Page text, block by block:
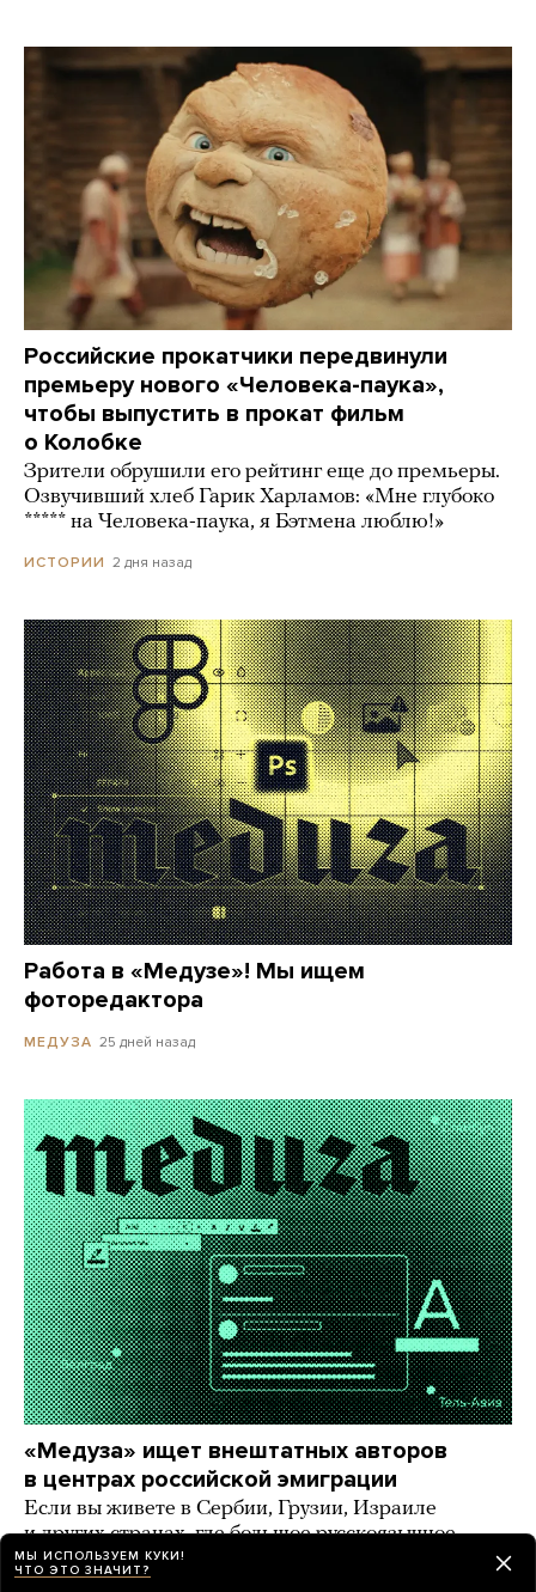
Российские прокатчики передвинули
премьеру нового «Человека-паука»,
чтобы выпустить в прокат фильм
о Колобке
Зрители обрушили его рейтинг еще до премьеры.
Озвучивший хлеб Гарик Харламов: «Мне глубоко
***** на Человека-паука, я Бэтмена люблю!»
ИСТОРИИ 2 дня назад
Работа в «Медузе»! Мы ищем
фоторедактора
МЕДУЗА 25 дней назад
«Медуза» ищет внештатных авторов
в центрах российской эмиграции
Если вы живете в Сербии, Грузии, Израиле
и других странах, где большое русскоязычное
комьюнити, — напишите нам!
МЫ ИСПОЛЬЗУЕМ КУКИ!
ЧТО ЭТО ЗНАЧИТ?